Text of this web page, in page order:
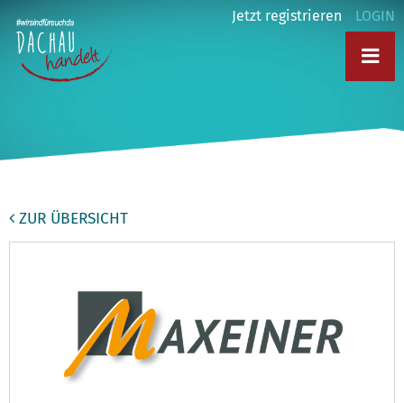
Jetzt registrieren LOGIN
ZUR ÜBERSICHT